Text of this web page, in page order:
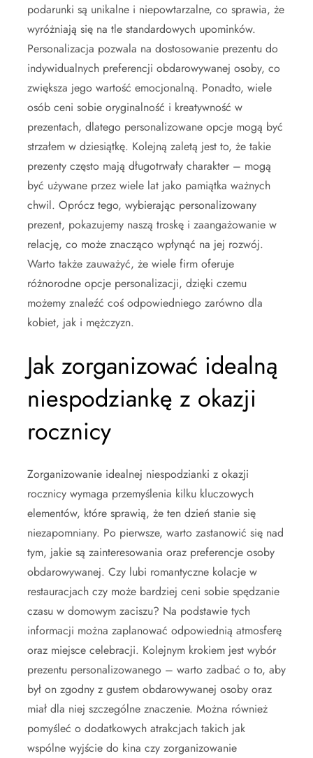
podarunki są unikalne i niepowtarzalne, co sprawia, że
wyróżniają się na tle standardowych upominków.
Personalizacja pozwala na dostosowanie prezentu do
indywidualnych preferencji obdarowywanej osoby, co
zwiększa jego wartość emocjonalną. Ponadto, wiele
osób ceni sobie oryginalność i kreatywność w
prezentach, dlatego personalizowane opcje mogą być
strzałem w dziesiątkę. Kolejną zaletą jest to, że takie
prezenty często mają długotrwały charakter – mogą
być używane przez wiele lat jako pamiątka ważnych
chwil. Oprócz tego, wybierając personalizowany
prezent, pokazujemy naszą troskę i zaangażowanie w
relację, co może znacząco wpłynąć na jej rozwój.
Warto także zauważyć, że wiele firm oferuje
różnorodne opcje personalizacji, dzięki czemu
możemy znaleźć coś odpowiedniego zarówno dla
kobiet, jak i mężczyzn.
Jak zorganizować idealną
niespodziankę z okazji
rocznicy
Zorganizowanie idealnej niespodzianki z okazji
rocznicy wymaga przemyślenia kilku kluczowych
elementów, które sprawią, że ten dzień stanie się
niezapomniany. Po pierwsze, warto zastanowić się nad
tym, jakie są zainteresowania oraz preferencje osoby
obdarowywanej. Czy lubi romantyczne kolacje w
restauracjach czy może bardziej ceni sobie spędzanie
czasu w domowym zaciszu? Na podstawie tych
informacji można zaplanować odpowiednią atmosferę
oraz miejsce celebracji. Kolejnym krokiem jest wybór
prezentu personalizowanego – warto zadbać o to, aby
był on zgodny z gustem obdarowywanej osoby oraz
miał dla niej szczególne znaczenie. Można również
pomyśleć o dodatkowych atrakcjach takich jak
wspólne wyjście do kina czy zorganizowanie